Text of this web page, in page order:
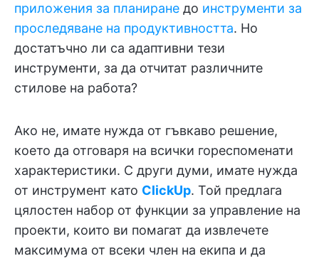
приложения за планиране до инструменти за
проследяване на продуктивността. Но
достатъчно ли са адаптивни тези
инструменти, за да отчитат различните
стилове на работа?
Ако не, имате нужда от гъвкаво решение,
което да отговаря на всички гореспоменати
характеристики. С други думи, имате нужда
от инструмент като ClickUp. Той предлага
цялостен набор от функции за управление на
проекти, които ви помагат да извлечете
максимума от всеки член на екипа и да